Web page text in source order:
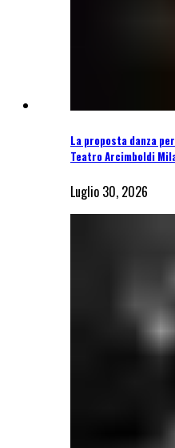
La proposta danza
Teatro Arcimboldi
Luglio 30, 2026